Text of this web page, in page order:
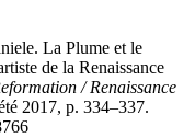
La Plume et le
de la Renaissance
/ Renaissance
2017, p. 334–337.